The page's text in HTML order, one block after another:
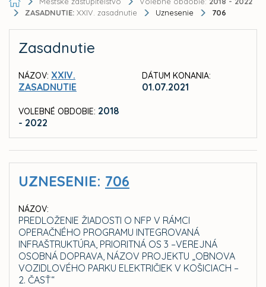
ZASADNUTIE: XXIV. zasadnutie Uznesenie 706
Zasadnutie
NÁZOV: XXIV.
ZASADNUTIE
VOLEBNÉ OBDOBIE: 2018
- 2022
DÁTUM KONANIA:
01.07.2021
UZNESENIE: 706
NÁZOV:
PREDLOŽENIE ŽIADOSTI O NFP V RÁMCI
OPERAČNÉHO PROGRAMU INTEGROVANÁ
INFRAŠTRUKTÚRA, PRIORITNÁ OS 3 –VEREJNÁ
OSOBNÁ DOPRAVA, NÁZOV PROJEKTU „OBNOVA
VOZIDLOVÉHO PARKU ELEKTRIČIEK V KOŠICIACH –
2. ČASŤ“